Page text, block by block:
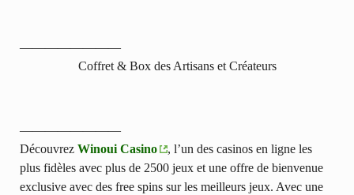
————————
Coffret & Box des Artisans et Créateurs
————————
Découvrez Winoui Casino
, l’un des casinos en ligne les
plus fidèles avec plus de 2500 jeux et une offre de bienvenue
exclusive avec des free spins sur les meilleurs jeux. Avec une